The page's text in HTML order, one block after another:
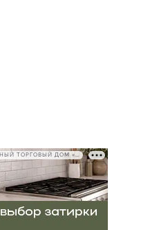
РЕКЛАМА • ООО СТРОИТЕЛЬНЫЙ ТОРГОВЫЙ ДОМ «ПЕТРОВИЧ», ИНН 7802348846